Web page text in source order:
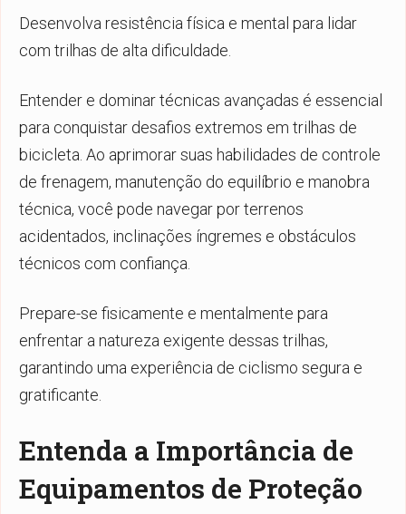
Desenvolva resistência física e mental para lidar
com trilhas de alta dificuldade.
Entender e dominar técnicas avançadas é essencial
para conquistar desafios extremos em trilhas de
bicicleta. Ao aprimorar suas habilidades de controle
de frenagem, manutenção do equilíbrio e manobra
técnica, você pode navegar por terrenos
acidentados, inclinações íngremes e obstáculos
técnicos com confiança.
Prepare-se fisicamente e mentalmente para
enfrentar a natureza exigente dessas trilhas,
garantindo uma experiência de ciclismo segura e
gratificante.
Entenda a Importância de
Equipamentos de Proteção